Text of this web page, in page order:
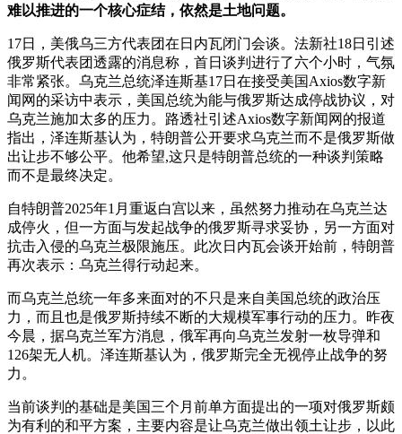
难以推进的一个核心症结，依然是土地问题。
17日，美俄乌三方代表团在日内瓦闭门会谈。法新社18日引述
俄罗斯代表团透露的消息称，首日谈判进行了六个小时，气氛
非常紧张。乌克兰总统泽连斯基17日在接受美国Axios数字新
闻网的采访中表示，美国总统为能与俄罗斯达成停战协议，对
乌克兰施加太多的压力。路透社引述Axios数字新闻网的报道
指出，泽连斯基认为，特朗普公开要求乌克兰而不是俄罗斯做
出让步不够公平。他希望,这只是特朗普总统的一种谈判策略
而不是最终决定。
自特朗普2025年1月重返白宫以来，虽然努力推动在乌克兰达
成停火，但一方面与发起战争的俄罗斯寻求妥协，另一方面对
抗击入侵的乌克兰极限施压。此次日内瓦会谈开始前，特朗普
再次表示：乌克兰得行动起来。
而乌克兰总统一年多来面对的不只是来自美国总统的政治压
力，而且也是俄罗斯持续不断的大规模军事行动的压力。昨夜
今晨，据乌克兰军方消息，俄军再向乌克兰发射一枚导弹和
126架无人机。泽连斯基认为，俄罗斯完全无视停止战争的努
力。
当前谈判的基础是美国三个月前单方面提出的一项对俄罗斯颇
为有利的和平方案，主要内容是让乌克兰做出领土让步，以此